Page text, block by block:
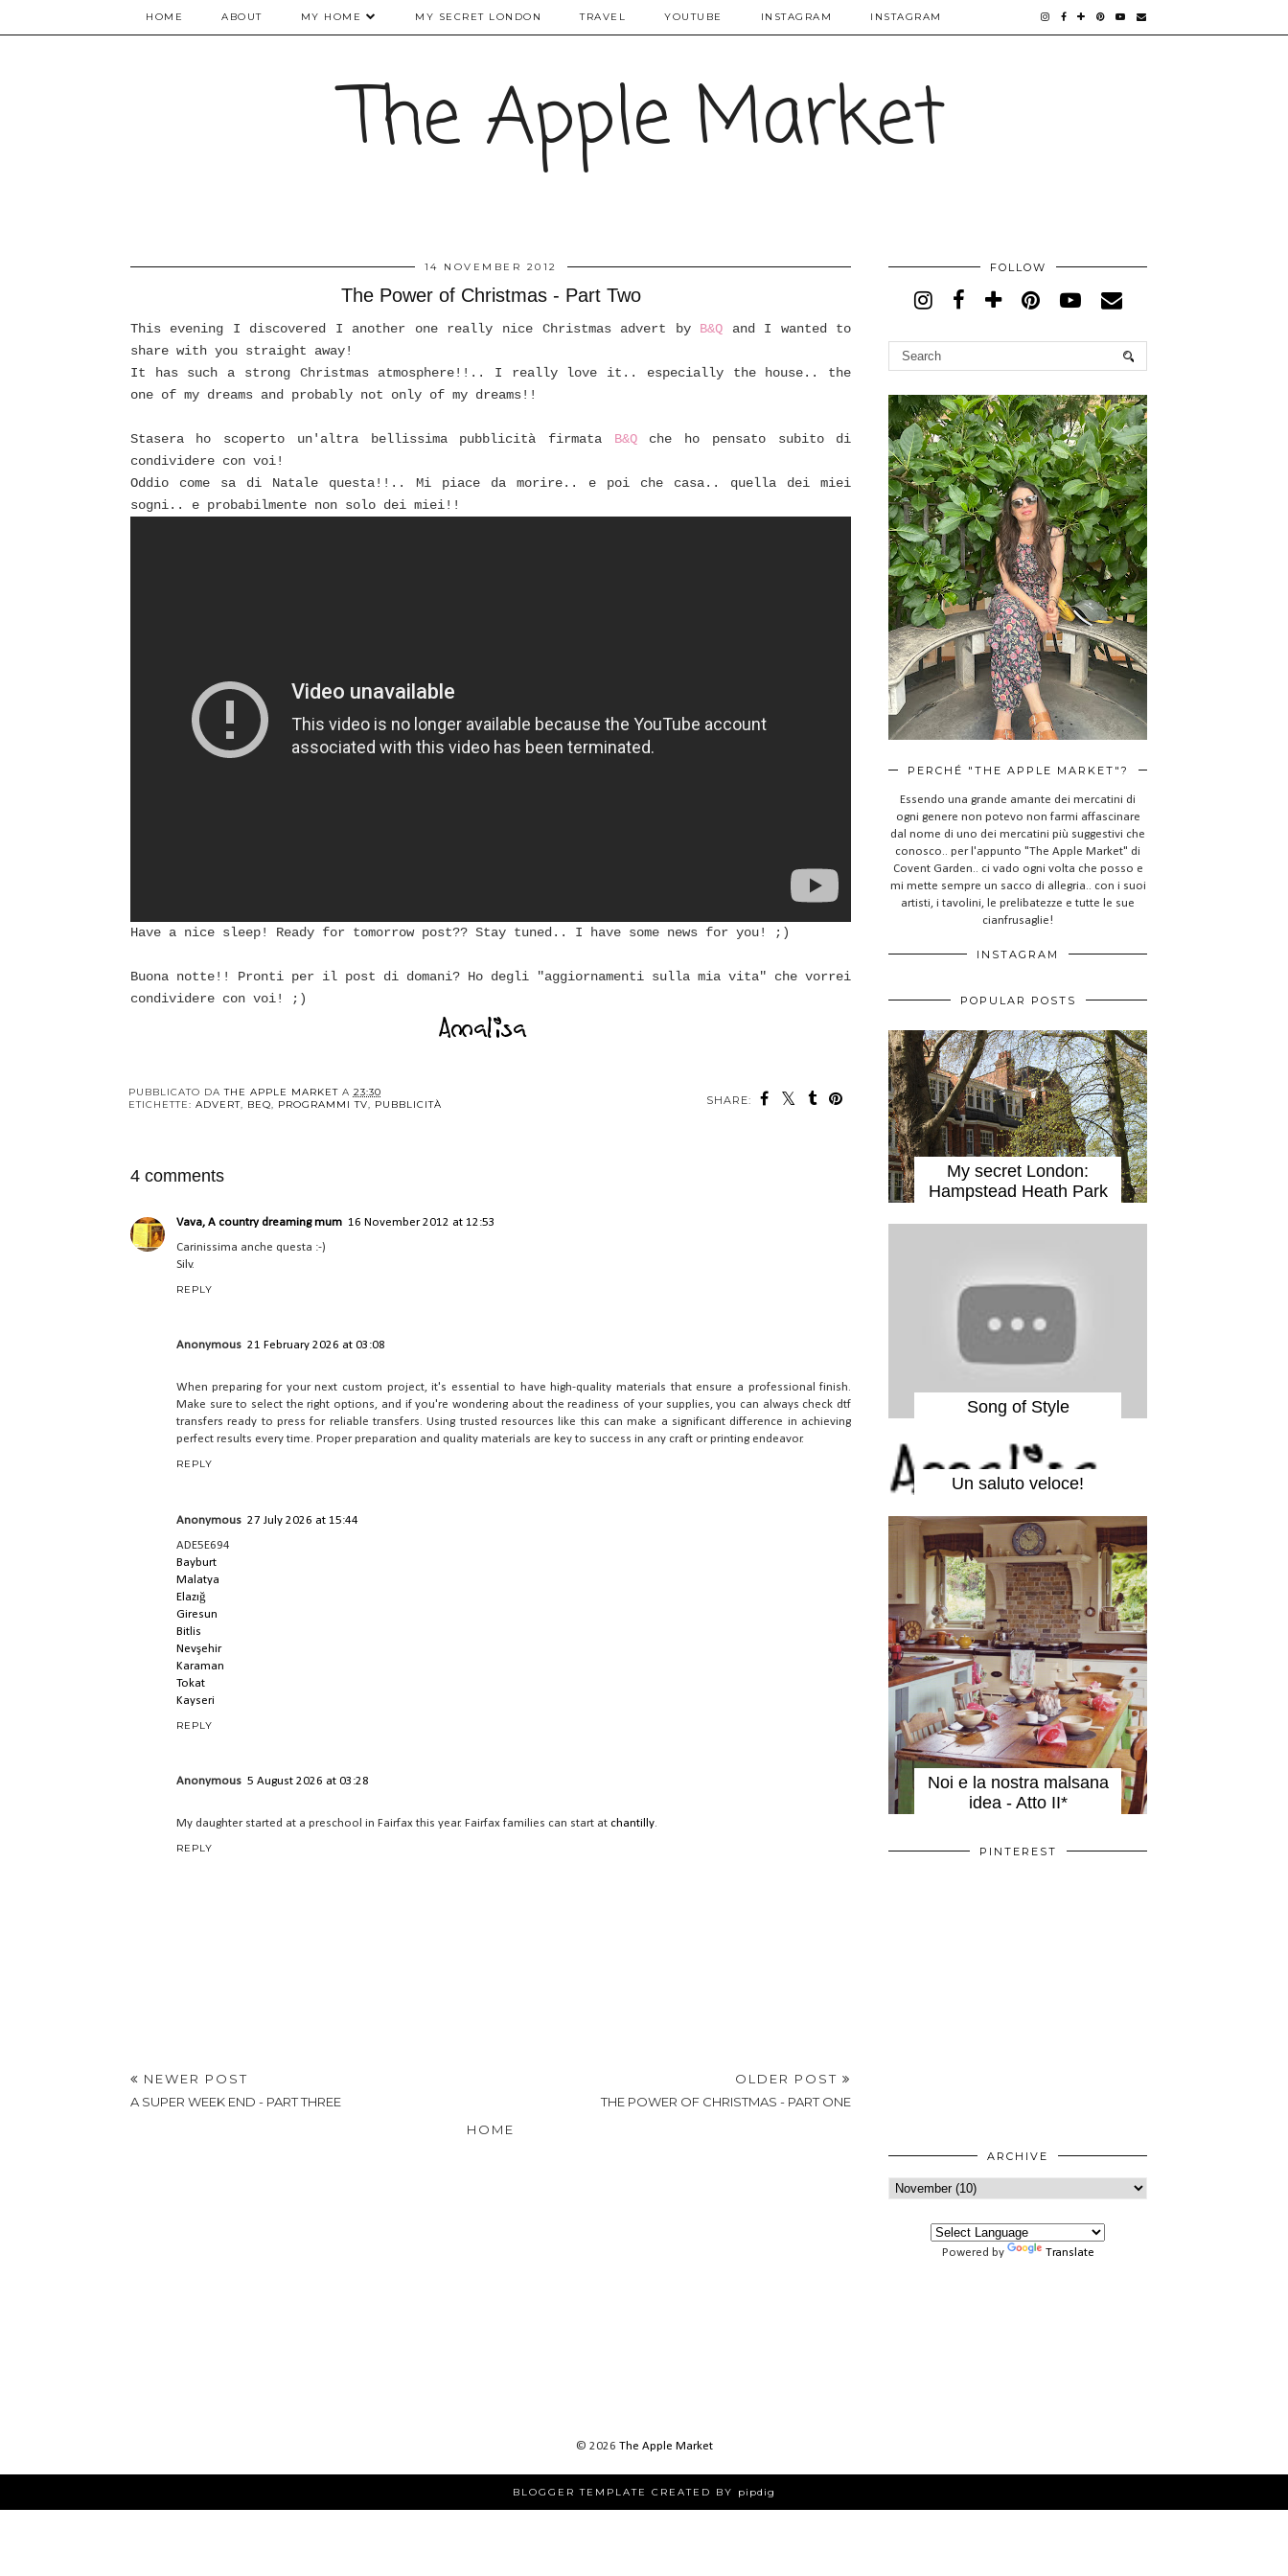
HOME ABOUT MY HOME MY SECRET LONDON TRAVEL YOUTUBE INSTAGRAM INSTAGRAM
The Apple Market
14 NOVEMBER 2012
The Power of Christmas - Part Two
This evening I discovered I another one really nice Christmas advert by B&Q and I wanted to
share with you straight away!
It has such a strong Christmas atmosphere!!.. I really love it.. especially the house.. the
one of my dreams and probably not only of my dreams!!
Stasera ho scoperto un'altra bellissima pubblicità firmata B&Qche ho pensato subito di
condividere con voi!
Oddio come sa di Natale questa!!.. Mi piace da morire.. e poi che casa.. quella dei miei
sogni.. e probabilmente non solo dei miei!!
Have a nice sleep! Ready for tomorrow post?? Stay tuned.. I have some news for you! ;)
Buona notte!! Pronti per il post di domani? Ho degli "aggiornamenti sulla mia vita" che vorrei
condividere con voi! ;)
SHARE:
PUBBLICATO DATHE APPLE MARKET A 23:30
ETICHETTE: ADVERT, BEQ, PROGRAMMI TV, PUBBLICITÀ
4 comments
Vava, A country dreaming mum 16 November 2012 at 12:53
Carinissima anche questa :-)
Silv.
REPLY
Anonymous 21 February 2026 at 03:08
When preparing for your next custom project, it's essential to have high-quality materials that ensure a professional finish.
Make sure to select the right options, and if you're wondering about the readiness of your supplies, you can always check dtf
transfers ready to press for reliable transfers. Using trusted resources like this can make a significant difference in achieving
perfect results every time. Proper preparation and quality materials are key to success in any craft or printing endeavor.
REPLY
Anonymous 27 July 2026 at 15:44
ADE5E694
Bayburt
Malatya
Elazığ
Giresun
Bitlis
Nevşehir
Karaman
Tokat
Kayseri
REPLY
Anonymous 5 August 2026 at 03:28
My daughter started at a preschool in Fairfax this year. Fairfax families can start at chantilly.
REPLY
NEWER POST
A SUPER WEEK END - PART THREE
OLDER POST
THE POWER OF CHRISTMAS - PART ONE
HOME
FOLLOW
PERCHÉ "THE APPLE MARKET"?
Essendo una grande amante dei mercatini di
ogni genere non potevo non farmi affascinare
dal nome di uno dei mercatini più suggestivi che
conosco.. per l'appunto "The Apple Market" di
Covent Garden.. ci vado ogni volta che posso e
mi mette sempre un sacco di allegria.. con i suoi
artisti, i tavolini, le prelibatezze e tutte le sue
cianfrusaglie!
INSTAGRAM
POPULAR POSTS
My secret London:
Hampstead Heath Park
Song of Style
Un saluto veloce!
Noi e la nostra malsana
idea - Atto II*
PINTEREST
ARCHIVE
Powered by Translate
© 2026 The Apple Market
BLOGGER TEMPLATE CREATED BY pipdig